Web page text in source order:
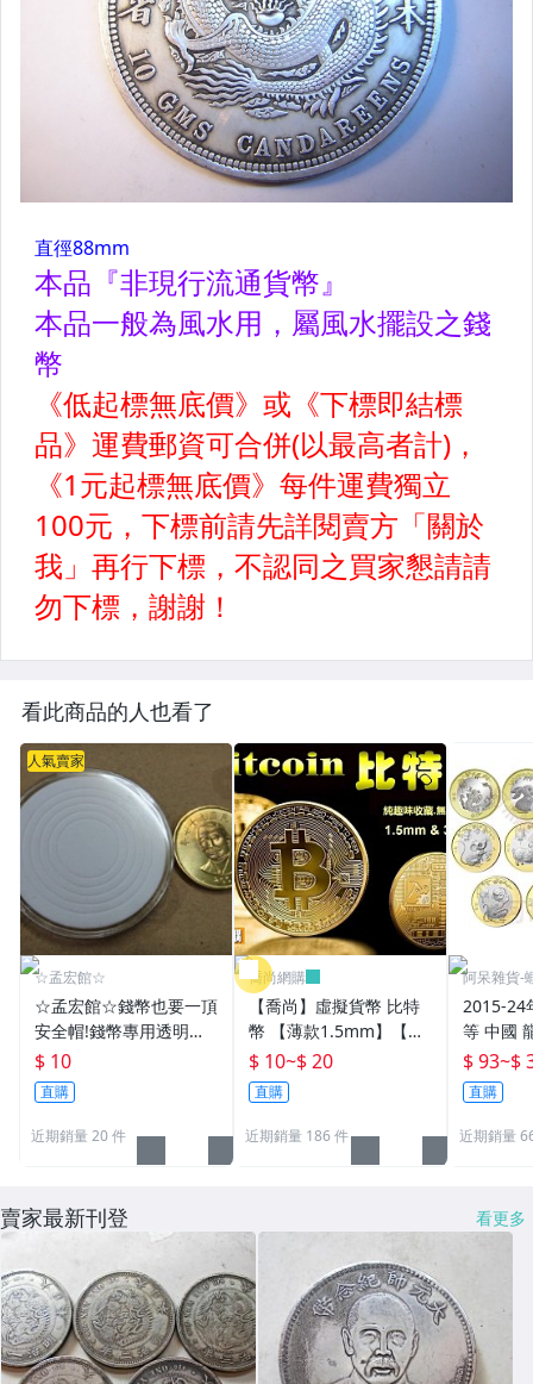
看此商品的人也看了
人氣賣家
☆孟宏館☆
☆孟宏館☆錢幣也要一頂
安全帽!錢幣專用透明壓
克力盒收納保護盒.1枚10
元~硬幣收藏盒
$ 10
直購
近期銷量 20 件
喬尚網購
【喬尚】虛擬貨幣 比特
幣 【薄款1.5mm】【厚
款3mm】純趣味收藏無
貨幣價值 開運金幣 招財
錢母 小禮物
$ 10~$ 20
直購
近期銷量 186 件
阿呆雜貨-
2015-24
等 中國
銀行
鼠牛虎
行流通
$ 93~$
直購
近期銷量
賣家最新刊登 看更多